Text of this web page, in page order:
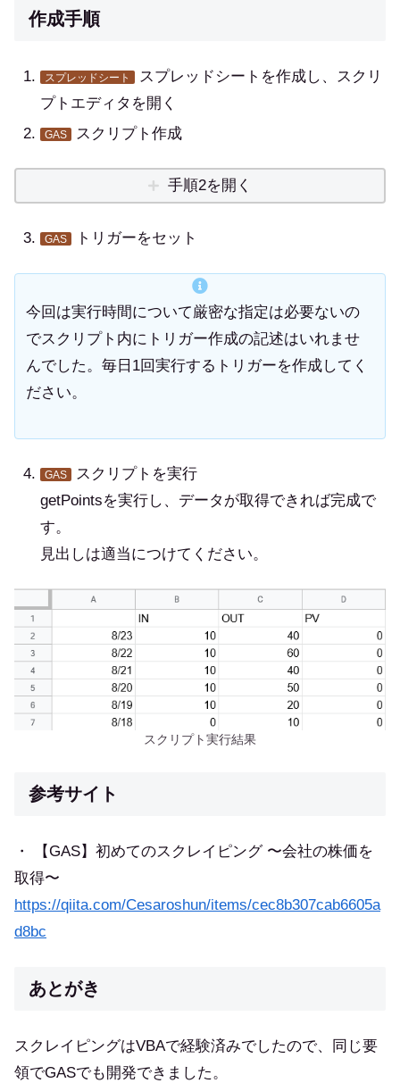
作成手順
スプレッドシート
スプレッドシートを作成し、スクリ
プトエディタを開く
GAS スクリプト作成
手順2を開く
GAS トリガーをセット
今回は実行時間について厳密な指定は必要ないの
でスクリプト内にトリガー作成の記述はいれませ
んでした。毎日1回実行するトリガーを作成してく
ださい。
GAS
スクリプトを実行
getPointsを実行し、データが取得できれば完成で
す。
見出しは適当につけてください。
スクリプト実行結果
参考サイト
・ 【GAS】初めてのスクレイピング 〜会社の株価を
取得〜
https://qiita.com/Cesaroshun/items/cec8b307cab6605a
d8bc
あとがき
スクレイピングはVBAで経験済みでしたので、同じ要
領でGASでも開発できました。